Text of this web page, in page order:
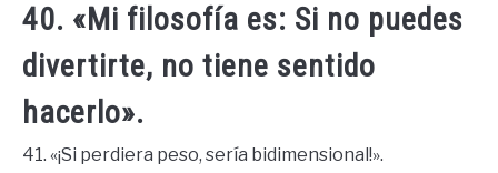
40. «Mi filosofía es: Si no puedes
divertirte, no tiene sentido
hacerlo».
41. «¡Si perdiera peso, sería bidimensional!».